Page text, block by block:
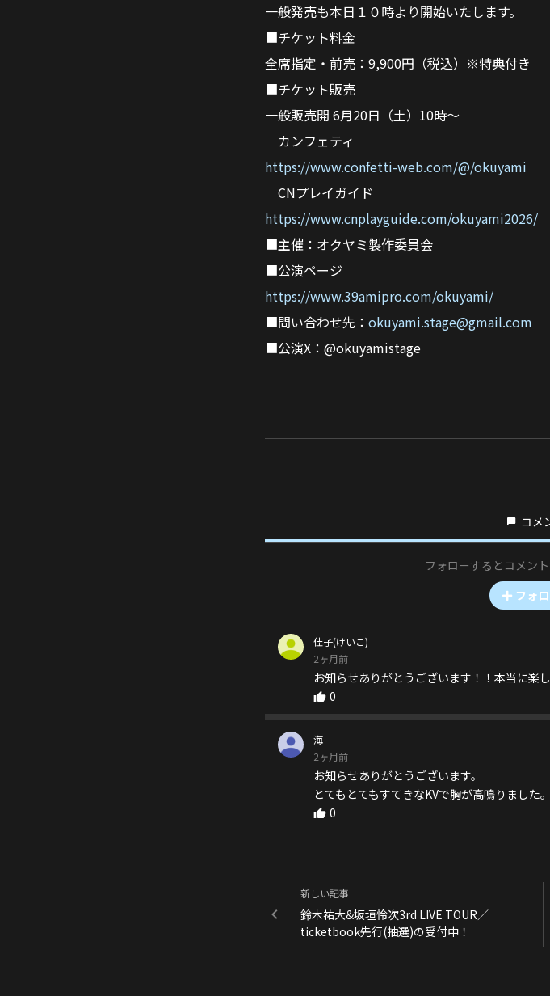
一般発売も本日１０時より開始いたします。
■チケット料金
全席指定・前売：9,900円（税込）※特典付き
■チケット販売
一般販売開 6月20日（土）10時～
カンフェティ
https://www.confetti-web.com/@/okuyami
CNプレイガイド
https://www.cnplayguide.com/okuyami2026/
■主催：オクヤミ製作委員会
■公演ページ
https://www.39amipro.com/okuyami/
■問い合わせ先： okuyami.stage@gmail.com
■公演X：@okuyamistage
コメ
フォローするとコメン
フォ
佳子(けいこ)
2ヶ月前
お知らせありがとうございます！！本当に楽
0
海
2ヶ月前
お知らせありがとうございます。
とてもとてもすてきなKVで胸が高鳴りました
0
新しい記事
鈴木祐大&坂垣怜次3rd LIVE TOUR／
ticketbook先行(抽選)の受付中！